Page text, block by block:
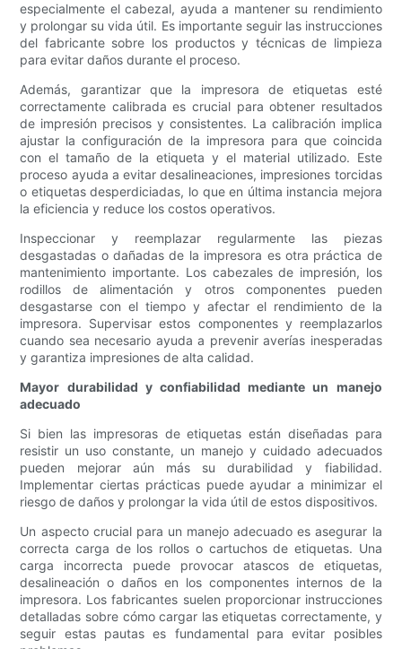
especialmente el cabezal, ayuda a mantener su rendimiento
y prolongar su vida útil. Es importante seguir las instrucciones
del fabricante sobre los productos y técnicas de limpieza
para evitar daños durante el proceso.
Además, garantizar que la impresora de etiquetas esté
correctamente calibrada es crucial para obtener resultados
de impresión precisos y consistentes. La calibración implica
ajustar la configuración de la impresora para que coincida
con el tamaño de la etiqueta y el material utilizado. Este
proceso ayuda a evitar desalineaciones, impresiones torcidas
o etiquetas desperdiciadas, lo que en última instancia mejora
la eficiencia y reduce los costos operativos.
Inspeccionar y reemplazar regularmente las piezas
desgastadas o dañadas de la impresora es otra práctica de
mantenimiento importante. Los cabezales de impresión, los
rodillos de alimentación y otros componentes pueden
desgastarse con el tiempo y afectar el rendimiento de la
impresora. Supervisar estos componentes y reemplazarlos
cuando sea necesario ayuda a prevenir averías inesperadas
y garantiza impresiones de alta calidad.
Mayor durabilidad y confiabilidad mediante un manejo
adecuado
Si bien las impresoras de etiquetas están diseñadas para
resistir un uso constante, un manejo y cuidado adecuados
pueden mejorar aún más su durabilidad y fiabilidad.
Implementar ciertas prácticas puede ayudar a minimizar el
riesgo de daños y prolongar la vida útil de estos dispositivos.
Un aspecto crucial para un manejo adecuado es asegurar la
correcta carga de los rollos o cartuchos de etiquetas. Una
carga incorrecta puede provocar atascos de etiquetas,
desalineación o daños en los componentes internos de la
impresora. Los fabricantes suelen proporcionar instrucciones
detalladas sobre cómo cargar las etiquetas correctamente, y
seguir estas pautas es fundamental para evitar posibles